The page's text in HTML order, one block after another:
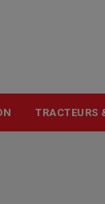
TRACTEURS